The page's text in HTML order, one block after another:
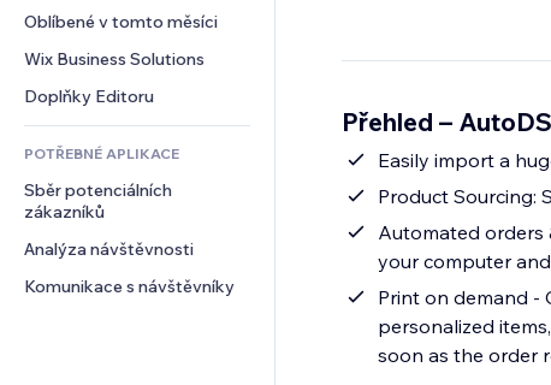
Jídlo a nápoje
Sdílení souborů
Novinky
Tlačítka a nabídky
Bannery a odznaky
Kalkulačky
Vyhledávání
Počasí
Tabulky a grafy
Komentáře
Telefon
Komunita
Reference a recenze
CRM
Oblíbené v tomto měsíci
Wix Business Solutions
Doplňky Editoru
POTŘEBNÉ APLIKACE
Sběr potenciálních
zákazníků
Analýza návštěvnosti
Komunikace s návštěvníky
Přehled –
Easily import a
Product Sourcing:
Automated orders
your computer
Print on demand -
personalized
soon as the order